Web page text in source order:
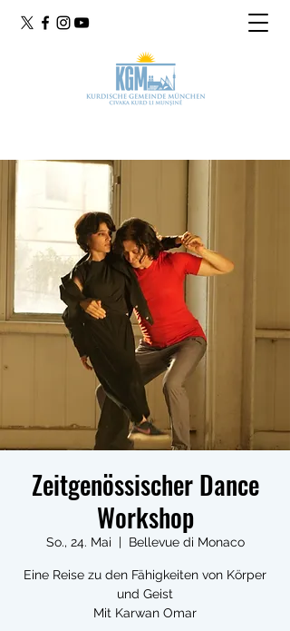
Zeitgenössischer Dance
Workshop
So., 24. Mai
  |
Bellevue di Monaco
Eine Reise zu den Fähigkeiten von Körper
und Geist
Mit Karwan Omar